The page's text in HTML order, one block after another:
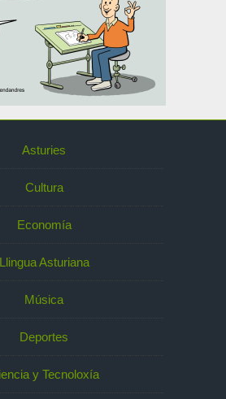
Asturies
Cultura
Economía
Llingua Asturiana
Música
Deportes
y Tecnoloxía